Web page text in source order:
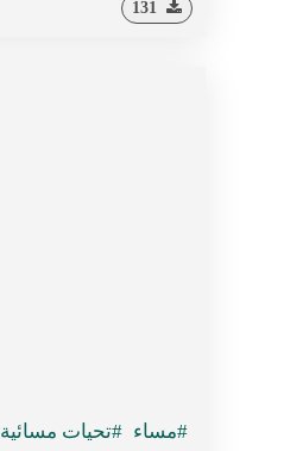
#مساء #تحيات مسائية